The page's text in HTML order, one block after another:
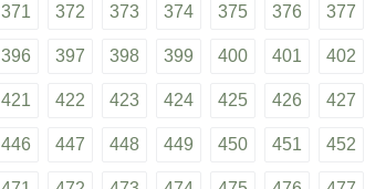
371 372 373 374 375 376 377
396 397 398 399 400 401 402
421 422 423 424 425 426 427
446 447 448 449 450 451 452